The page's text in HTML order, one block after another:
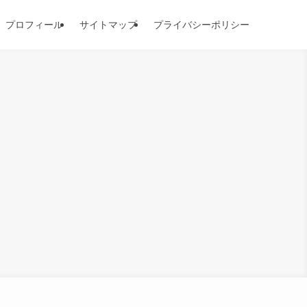
プロフィール サイトマップ プライバシーポリシー